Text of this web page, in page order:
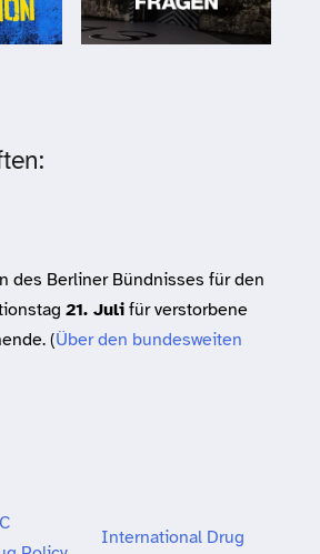
des Berliner Bündnisses für den
21. Julifür verstorbene
(Über den bundesweiten
International Drug